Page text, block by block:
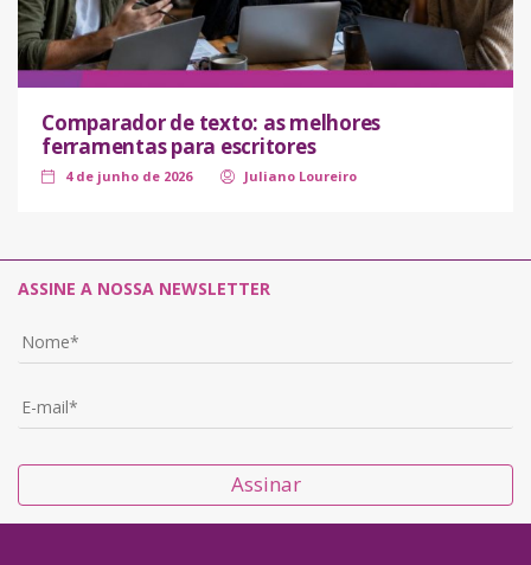
Comparador de texto: as melhores
ferramentas para escritores
4 de junho de 2026 Juliano Loureiro
ASSINE A NOSSA NEWSLETTER
Assinar